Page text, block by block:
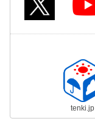
tenki.jp